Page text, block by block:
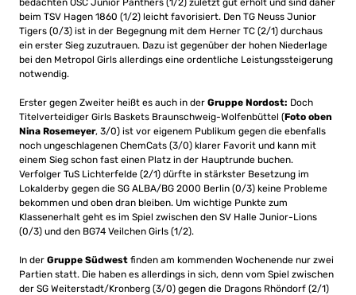
bedachten OSC Junior Panthers (1/2) zuletzt gut erholt und sind daher
beim TSV Hagen 1860 (1/2) leicht favorisiert. Den TG Neuss Junior
Tigers (0/3) ist in der Begegnung mit dem Herner TC (2/1) durchaus
ein erster Sieg zuzutrauen. Dazu ist gegenüber der hohen Niederlage
bei den Metropol Girls allerdings eine ordentliche Leistungssteigerung
notwendig.
Erster gegen Zweiter heißt es auch in der Gruppe Nordost: Doch
Titelverteidiger Girls Baskets Braunschweig-Wolfenbüttel (Foto oben
Nina Rosemeyer, 3/0) ist vor eigenem Publikum gegen die ebenfalls
noch ungeschlagenen ChemCats (3/0) klarer Favorit und kann mit
einem Sieg schon fast einen Platz in der Hauptrunde buchen.
Verfolger TuS Lichterfelde (2/1) dürfte in stärkster Besetzung im
Lokalderby gegen die SG ALBA/BG 2000 Berlin (0/3) keine Probleme
bekommen und oben dran bleiben. Um wichtige Punkte zum
Klassenerhalt geht es im Spiel zwischen den SV Halle Junior-Lions
(0/3) und den BG74 Veilchen Girls (1/2).
In der Gruppe Südwest finden am kommenden Wochenende nur zwei
Partien statt. Die haben es allerdings in sich, denn vom Spiel zwischen
der SG Weiterstadt/Kronberg (3/0) gegen die Dragons Rhöndorf (2/1)